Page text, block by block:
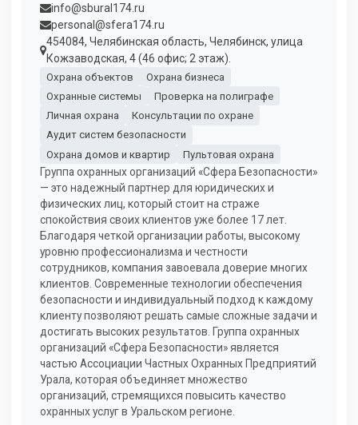
info@sbural174.ru
personal@sfera174.ru
454084, Челябинская область, Челябинск, улица
Кожзаводская, 4 (46 офис; 2 этаж).
Охрана объектов
Охрана бизнеса
Охранные системы
Проверка на полиграфе
Личная охрана
Консультации по охране
Аудит систем безопасности
Охрана домов и квартир
Пультовая охрана
Группа охранных организаций «Сфера Безопасности»
— это надежный партнер для юридических и
физических лиц, который стоит на страже
спокойствия своих клиентов уже более 17 лет.
Благодаря четкой организации работы, высокому
уровню профессионализма и честности
сотрудников, компания завоевала доверие многих
клиентов. Современные технологии обеспечения
безопасности и индивидуальный подход к каждому
клиенту позволяют решать самые сложные задачи и
достигать высоких результатов. Группа охранных
организаций «Сфера Безопасности» является
частью Ассоциации Частных Охранных Предприятий
Урала, которая объединяет множество
организаций, стремящихся повысить качество
охранных услуг в Уральском регионе.